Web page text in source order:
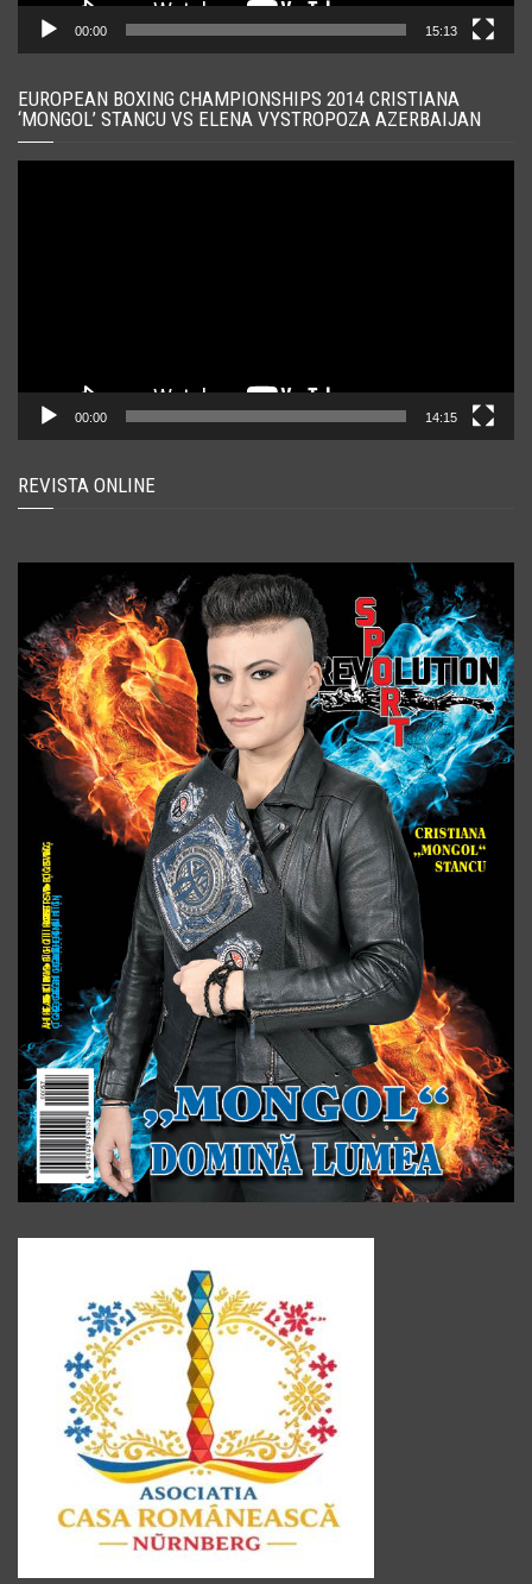
00:00 15:13
EUROPEAN BOXING CHAMPIONSHIPS 2014 CRISTIANA
‘MONGOL’ STANCU VS ELENA VYSTROPOZA AZERBAIJAN
00:00 14:15
REVISTA ONLINE